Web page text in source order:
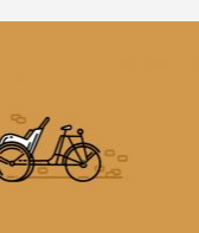
Vélo rétro